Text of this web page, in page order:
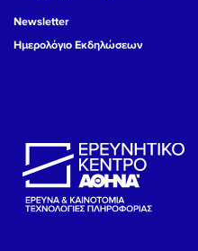
Newsletter
Ημερολόγιο Εκδηλώσεων